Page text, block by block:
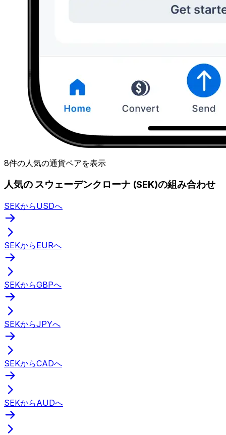
8件の人気の通貨ペアを表示
人気の スウェーデンクローナ (SEK)の組み合わせ
SEKからUSDへ
SEKからEURへ
SEKからGBPへ
SEKからJPYへ
SEKからCADへ
SEKからAUDへ